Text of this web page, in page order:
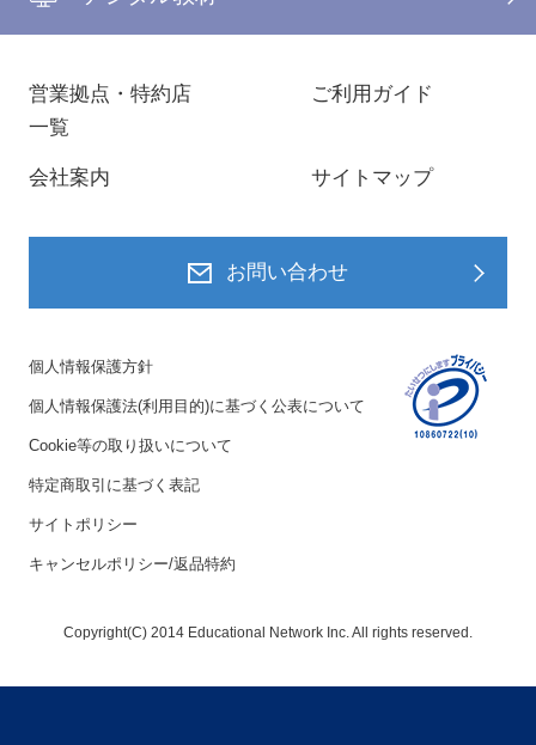
営業拠点・特約店
一覧
ご利用ガイド
会社案内 サイトマップ
お問い合わせ
個人情報保護方針
個人情報保護法(利用目的)に基づく公表について
Cookie等の取り扱いについて
特定商取引に基づく表記
サイトポリシー
キャンセルポリシー/返品特約
Copyright(C) 2014 Educational Network Inc. All rights reserved.